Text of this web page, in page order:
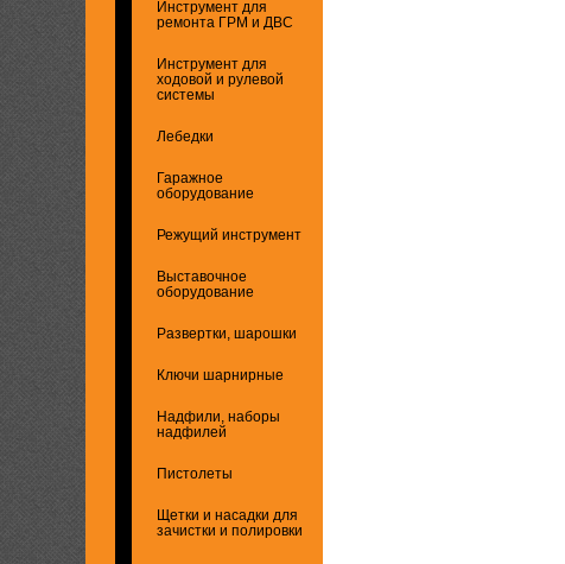
Инструмент для
ремонта ГРМ и ДВС
Инструмент для
ходовой и рулевой
системы
Лебедки
Гаражное
оборудование
Режущий инструмент
Выставочное
оборудование
Развертки, шарошки
Ключи шарнирные
Надфили, наборы
надфилей
Пистолеты
Щетки и насадки для
зачистки и полировки